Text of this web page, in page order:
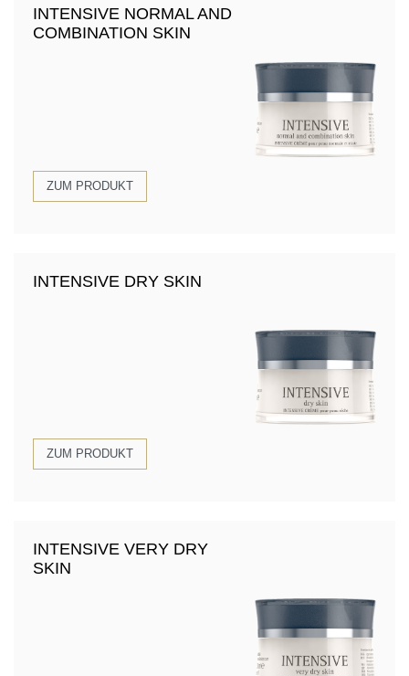
INTENSIVE NORMAL AND
COMBINATION SKIN
ZUM PRODUKT
INTENSIVE DRY SKIN
ZUM PRODUKT
INTENSIVE VERY DRY
SKIN